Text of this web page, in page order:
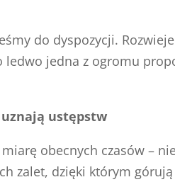
do dyspozycji.
jedna z ogromu
ustępstw
obecnych czasów –
zalet, dzięki którym